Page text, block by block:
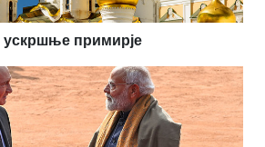
ускршње примирје